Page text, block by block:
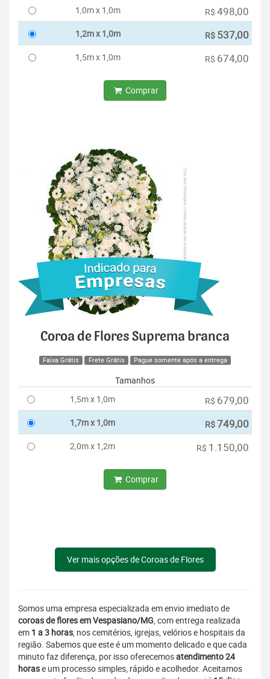
1,0m x 1,0m
R$ 498,00
1,2m x 1,0m R$ 537,00
1,5m x 1,0m R$ 674,00
Comprar
Coroa de Flores Suprema branca
Faixa Grátis Frete Grátis Pague somente após a entrega
Tamanhos
1,5m x 1,0m
R$ 679,00
1,7m x 1,0m R$749,00
2,0m x 1,2m R$ 1.150,00
Comprar
Ver mais opções de Coroas de Flores
Somos uma empresa especializada em envio imediato de
coroas de flores em Vespasiano/MG, com entrega realizada
em 1 a 3 horas, nos cemitérios, igrejas, velórios e hospitais da
região. Sabemos que este é um momento delicado e que cada
minuto faz diferença, por isso oferecemosatendimento 24
horase um processo simples, rápido e acolhedor. Aceitamos